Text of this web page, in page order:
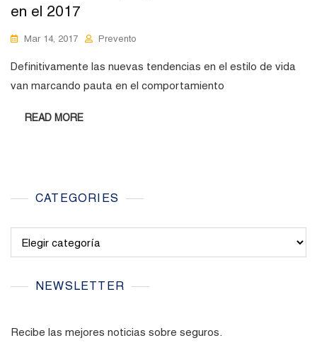
en el 2017
Mar 14, 2017 Prevento
Definitivamente las nuevas tendencias en el estilo de vida
van marcando pauta en el comportamiento
READ MORE
CATEGORIES
NEWSLETTER
Recibe las mejores noticias sobre seguros.